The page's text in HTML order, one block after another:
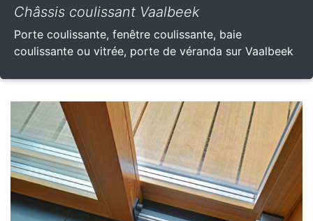
Châssis coulissant Vaalbeek
Porte coulissante, fenêtre coulissante, baie
coulissante ou vitrée, porte de véranda sur Vaalbeek